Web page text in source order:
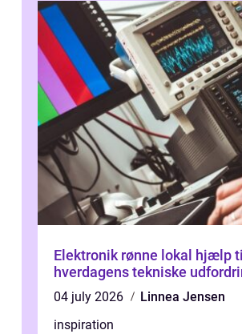
Elektronik rønne lokal hjælp til
hverdagens tekniske
04 july 2026
Linnea Jensen
inspiration